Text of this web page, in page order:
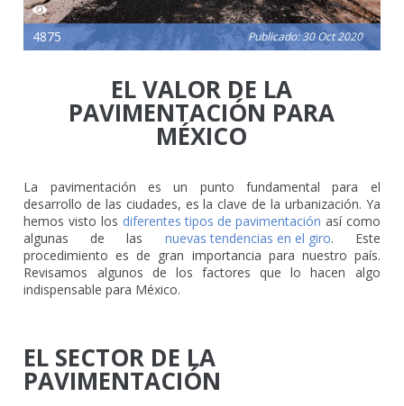
4875 Publicado: 30 Oct 2020
EL VALOR DE LA
PAVIMENTACIÓN PARA
MÉXICO
La pavimentación es un punto fundamental para el
desarrollo de las ciudades, es la clave de la urbanización. Ya
hemos visto los diferentes tipos de pavimentación así como
algunas de las nuevas tendencias en el giro. Este
procedimiento es de gran importancia para nuestro país.
Revisamos algunos de los factores que lo hacen algo
indispensable para México.
EL SECTOR DE LA
PAVIMENTACIÓN